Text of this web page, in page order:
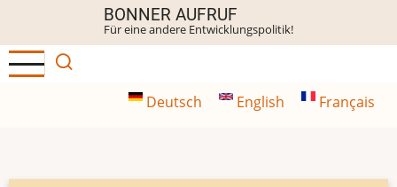
Inhalt
BONNER AUFRUF
Für eine andere Entwicklungspolitik!
Deutsch English Français